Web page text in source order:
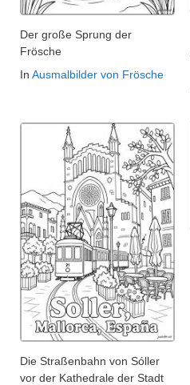
Der große Sprung der
Frösche
In Ausmalbilder von Frösche
Die Straßenbahn von Sóller
vor der Kathedrale der Stadt